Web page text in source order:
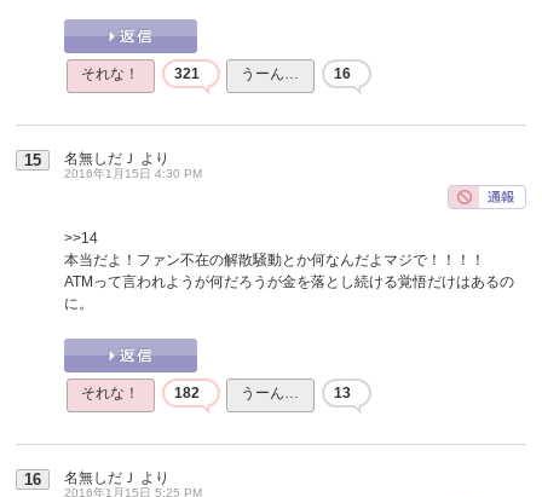
それな！ 321 うーん… 16
15 名無しだＪ より
2016年1月15日 4:30 PM
>>14
本当だよ！ファン不在の解散騒動とか何なんだよマジで！！！！
ATMって言われようが何だろうが金を落とし続ける覚悟だけはあるの
に。
それな！ 182 うーん… 13
16 名無しだＪ より
2016年1月15日 5:25 PM